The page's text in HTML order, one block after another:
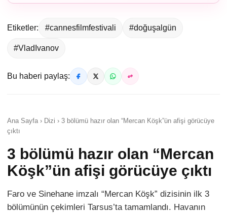
Etiketler: #cannesfilmfestivali #doğuşalgün
#VladIvanov
Bu haberi paylaş:
Ana Sayfa › Dizi › 3 bölümü hazır olan “Mercan Köşk”ün afişi görücüye
çıktı
3 bölümü hazır olan “Mercan
Köşk”ün afişi görücüye çıktı
Faro ve Sinehane imzalı “Mercan Köşk” dizisinin ilk 3
bölümünün çekimleri Tarsus’ta tamamlandı. Havanın